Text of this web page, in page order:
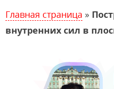
Главная страница »
внутренних сил в